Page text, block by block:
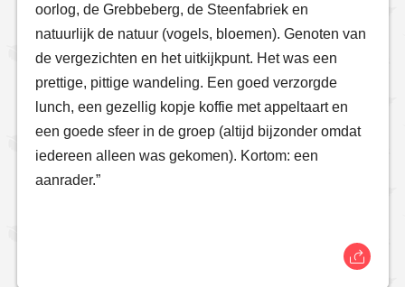
oorlog, de Grebbeberg, de Steenfabriek en
natuurlijk de natuur (vogels, bloemen). Genoten van
de vergezichten en het uitkijkpunt. Het was een
prettige, pittige wandeling. Een goed verzorgde
lunch, een gezellig kopje koffie met appeltaart en
een goede sfeer in de groep (altijd bijzonder omdat
iedereen alleen was gekomen). Kortom: een
aanrader.”